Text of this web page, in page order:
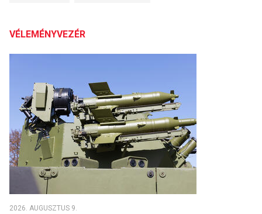
VÉLEMÉNYVEZÉR
2026. AUGUSZTUS 9.